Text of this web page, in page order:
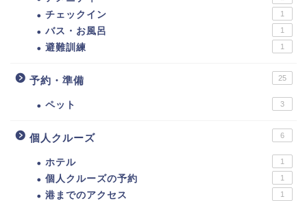
チェックイン 1
バス・お風呂 1
避難訓練 1
予約・準備 25
ペット 3
個人クルーズ 6
ホテル 1
個人クルーズの予約 1
港までのアクセス 1